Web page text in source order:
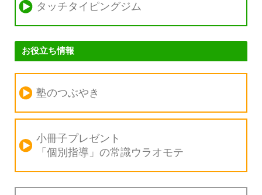
タッチタイピングジム
お役立ち情報
塾のつぶやき
小冊子プレゼント
「個別指導」の常識ウラオモテ